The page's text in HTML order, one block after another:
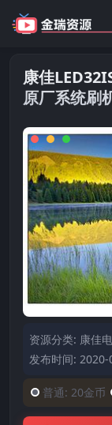
康佳
原厂系统刷
资源分类: 康佳
发布时间:
普通: 20金币